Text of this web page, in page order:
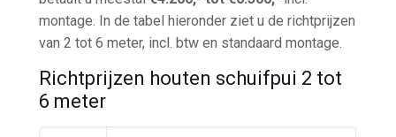
montage. In de tabel hieronder ziet u de richtprijzen
van 2 tot 6 meter, incl. btw en standaard montage.
Richtprijzen houten schuifpui 2 tot
6 meter